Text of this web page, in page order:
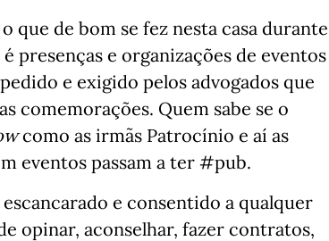
que de bom se fez nesta casa durante
presenças e organizações de eventos
e exigido pelos advogados que
comemorações. Quem sabe se o
como as irmãs Patrocínio e aí as
eventos passam a ter #pub.
e consentido a qualquer
opinar, aconselhar, fazer contratos,